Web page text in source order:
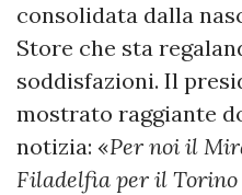
consolidata dalla
Store che sta
soddisfazioni. Il
mostrato raggiante
notizia: «Per noi il
Filadelfia per il Torino